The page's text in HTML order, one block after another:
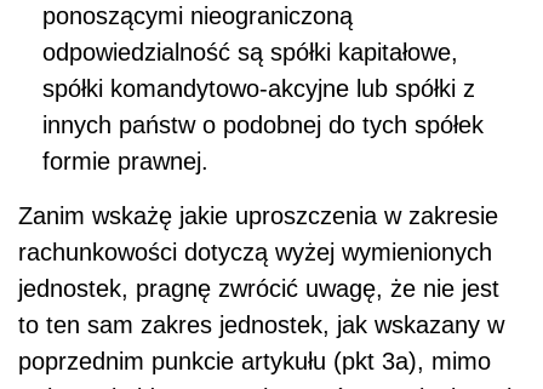
ponoszącymi nieograniczoną
odpowiedzialność są spółki kapitałowe,
spółki komandytowo-akcyjne lub spółki z
innych państw o podobnej do tych spółek
formie prawnej.
Zanim wskażę jakie uproszczenia w zakresie
rachunkowości dotyczą wyżej wymienionych
jednostek, pragnę zwrócić uwagę, że nie jest
to ten sam zakres jednostek, jak wskazany w
poprzednim punkcie artykułu (pkt 3a), mimo